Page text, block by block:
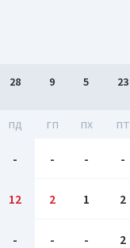
28 9 5 23
пд гп пх пт
- - - -
12 2 1 2
- - - 2